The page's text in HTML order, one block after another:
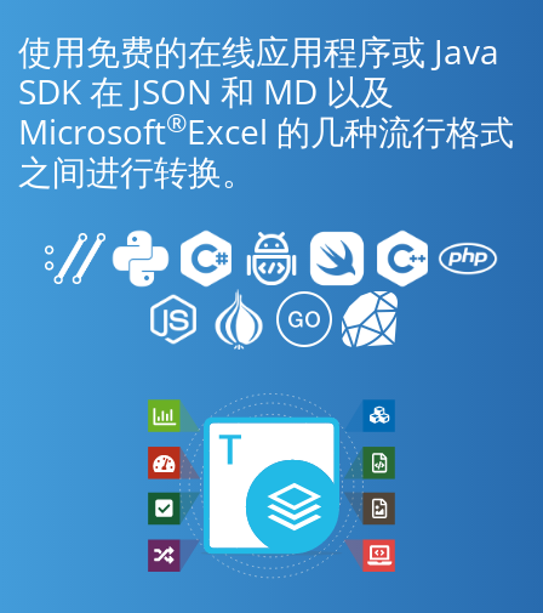
使用免费的在线应用程序或 Java
SDK 在 JSON 和 MD 以及
Microsoft®Excel 的几种流行格式
之间进行转换。